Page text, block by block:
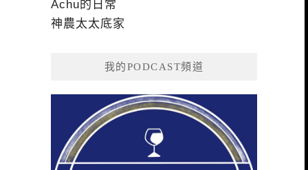
Achu的日常
神農太太底家
我的PODCAST頻道